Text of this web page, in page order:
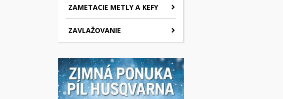
ZAMETACIE METLY A KEFY
ZAVLAŽOVANIE